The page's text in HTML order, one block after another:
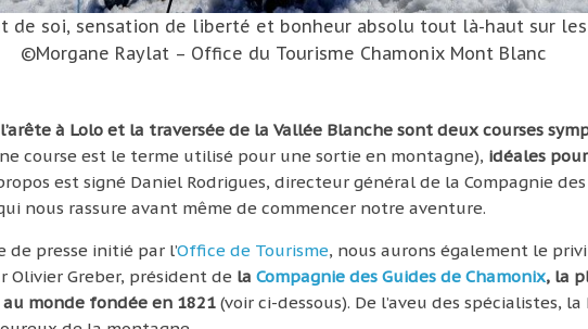
de soi, sensation de liberté et bonheur absolu tout là-haut sur
©Morgane Raylat – Office du Tourisme Chamonix Mont Blanc
à Lolo et la traversée de la Vallée Blanche sont deux courses
course est le terme utilisé pour une sortie en montagne), idéales
est signé Daniel Rodrigues, directeur général de la Compagnie
nous rassure avant même de commencer notre aventure.
de presse initié par l’Office de Tourisme, nous aurons également le
Olivier Greber, président de la Compagnie des Guides de Chamonix, la
monde fondée en 1821 (voir ci-dessous). De l’aveu des spécialistes,